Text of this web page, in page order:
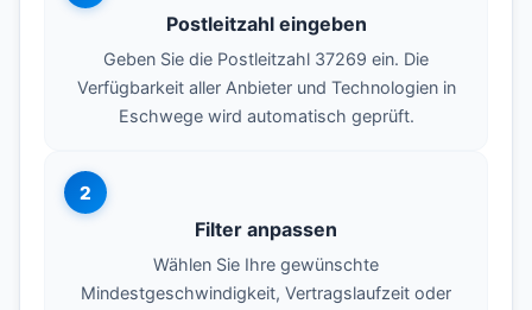
Postleitzahl eingeben
Geben Sie die Postleitzahl 37269 ein. Die
Verfügbarkeit aller Anbieter und Technologien in
Eschwege wird automatisch geprüft.
2
Filter anpassen
Wählen Sie Ihre gewünschte
Mindestgeschwindigkeit, Vertragslaufzeit oder